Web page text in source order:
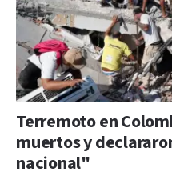
Terremoto en
muertos y
nacional"